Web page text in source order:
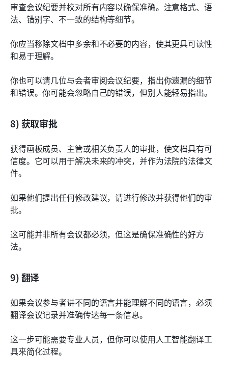
审查会议纪要并校对所有内容以确保准确。注意格式、语
法、错别字、不一致的结构等细节。
你应当移除文档中多余和不必要的内容，使其更具可读性
和易于理解。
你也可以请几位与会者审阅会议纪要，指出你遗漏的细节
和错误。你可能会忽略自己的错误，但别人能轻易指出。
8) 获取审批
获得画板成员、主管或相关负责人的审批，使文档具有可
信度。它可以用于解决未来的冲突，并作为法院的法律文
件。
如果他们提出任何修改建议，请进行修改并获得他们的审
批。
这可能并非所有会议都必须，但这是确保准确性的好方
法。
9) 翻译
如果会议参与者讲不同的语言并能理解不同的语言，必须
翻译会议记录并准确传达每一条信息。
这一步可能需要专业人员，但你可以使用人工智能翻译工
具来简化过程。